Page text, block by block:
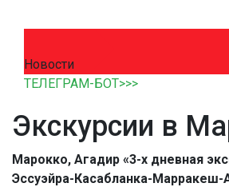
Новости
ТЕЛЕГРАМ-БОТ>>>
Экскурсии в
Марокко, Агадир «3-х дневная
Эссуэйра-Касабланка-Марракеш-